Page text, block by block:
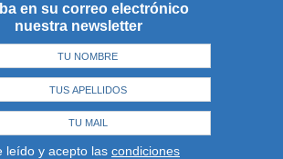
en su correo electrónico
nuestra newsletter
leído y acepto las condiciones